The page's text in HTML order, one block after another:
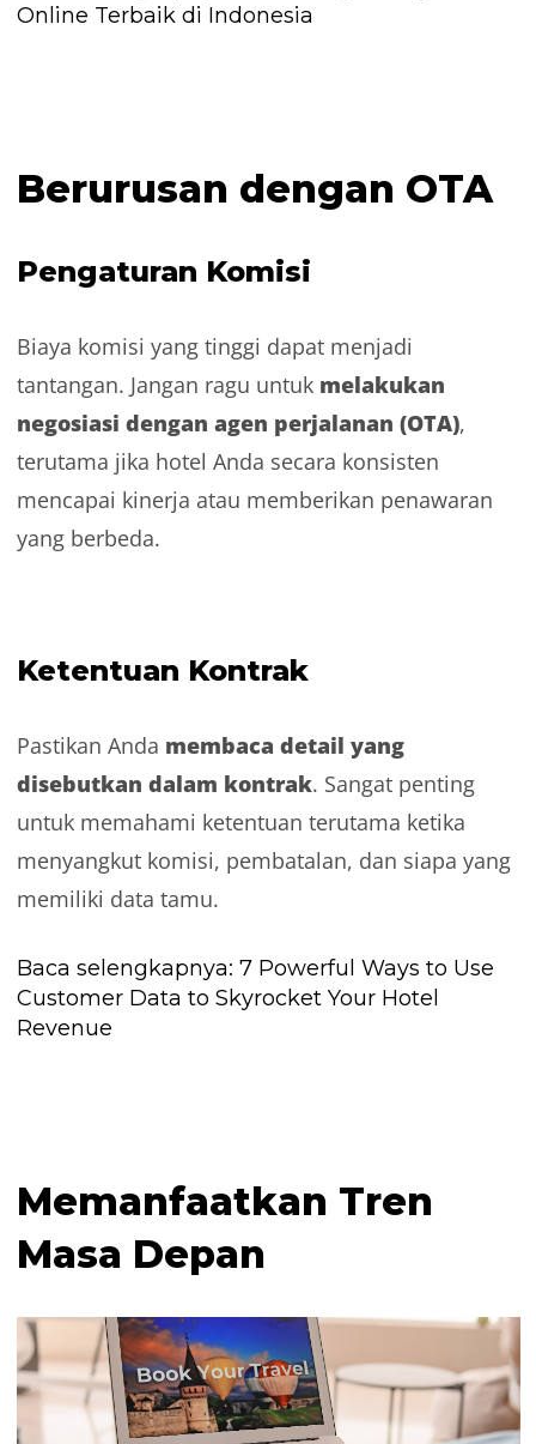
Online Terbaik di Indonesia
Berurusan dengan OTA
Pengaturan Komisi
Biaya komisi yang tinggi dapat menjadi
tantangan. Jangan ragu untuk melakukan
negosiasi dengan agen perjalanan (OTA),
terutama jika hotel Anda secara konsisten
mencapai kinerja atau memberikan penawaran
yang berbeda.
Ketentuan Kontrak
Pastikan Anda membaca detail yang
disebutkan dalam kontrak. Sangat penting
untuk memahami ketentuan terutama ketika
menyangkut komisi, pembatalan, dan siapa yang
memiliki data tamu.
Baca selengkapnya: 7 Powerful Ways to Use
Customer Data to Skyrocket Your Hotel
Revenue
Memanfaatkan Tren
Masa Depan